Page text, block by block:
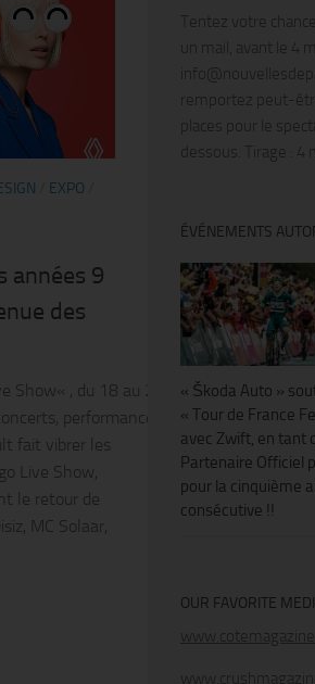
EXPO
années 9
des
Show« , du 18 au 21 juin au défilé
performances et DJ sets
fait vibrer les
Live Show,
le retour de
MC Solaar,
Tentez votre
un mail, avant le 4
remportez peut-
places pour le
dessous. Tirage : 4
ÉVÉNEMENTS
« Škoda Auto »
« Tour de France
avec Zwift, en tant
Partenaire Officiel
pour la cinquième
consécutive !!
OUR FAVORITE